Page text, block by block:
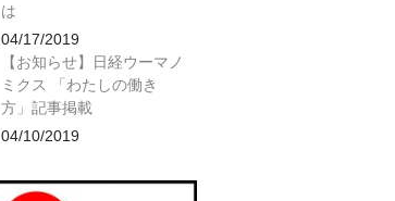
は
04/17/2019
【お知らせ】日経ウーマノ
ミクス 「わたしの働き
方」記事掲載
04/10/2019